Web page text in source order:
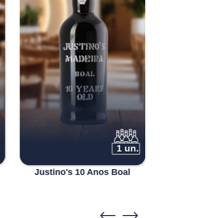
1 un.
Justino's 10 Anos Boal